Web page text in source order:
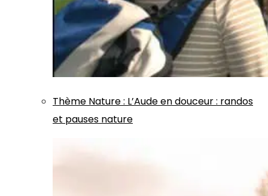
Thème Nature: L’Aude en douceur : randos
et pauses nature